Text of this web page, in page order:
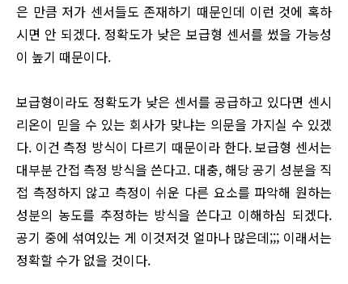
은 만큼 저가 센서들도 존재하기 때문인데 이런 것에 혹하
시면 안 되겠다. 정확도가 낮은 보급형 센서를 썼을 가능성
이 높기 때문이다.
보급형이라도 정확도가 낮은 센서를 공급하고 있다면 센시
리온이 믿을 수 있는 회사가 맞냐는 의문을 가지실 수 있겠
다. 이건 측정 방식이 다르기 때문이라 한다. 보급형 센서는
대부분 간접 측정 방식을 쓴다고. 대충, 해당 공기 성분을 직
접 측정하지 않고 측정이 쉬운 다른 요소를 파악해 원하는
성분의 농도를 추정하는 방식을 쓴다고 이해하심 되겠다.
공기 중에 섞여있는 게 이것저것 얼마나 많은데;;; 이래서는
정확할 수가 없을 것이다.